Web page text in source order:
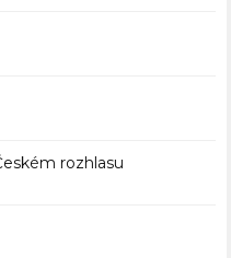
rozhlasu